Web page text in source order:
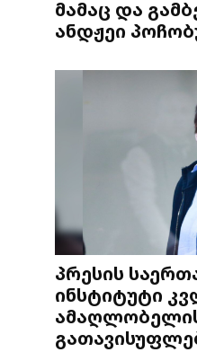
მამაც და
ანდჟეი
პრესის
ინსტიტუტი